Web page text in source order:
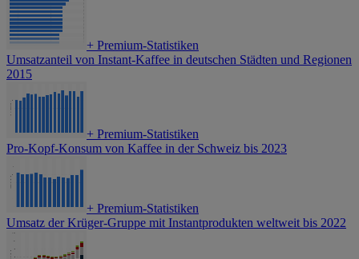
+ Premium-Statistiken
Umsatzanteil von Instant-Kaffee in deutschen Städten und Regionen
2015
+ Premium-Statistiken
Pro-Kopf-Konsum von Kaffee in der Schweiz bis 2023
+ Premium-Statistiken
Umsatz der Krüger-Gruppe mit Instantprodukten weltweit bis 2022